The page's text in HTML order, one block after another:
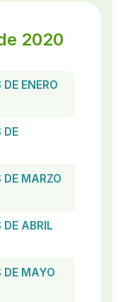
2020
ENERO
DE
MARZO
ABRIL
DE MAYO